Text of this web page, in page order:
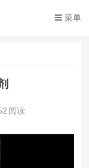
菜单
阅读